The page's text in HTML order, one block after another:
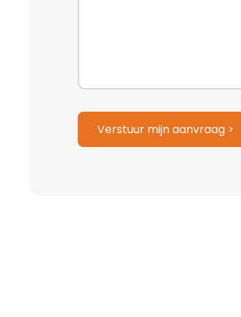
Verstuur mijn aanvraag >